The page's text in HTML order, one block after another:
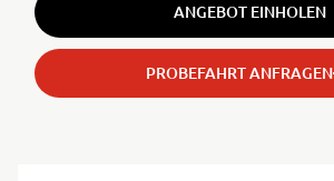
ANGEBOT EINHOLEN
PROBEFAHRT ANFRAGEN